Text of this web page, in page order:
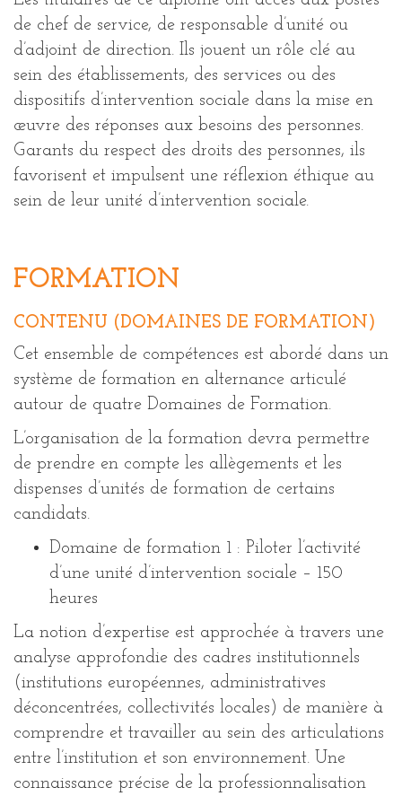
de chef de service, de responsable d’unité ou
d’adjoint de direction. Ils jouent un rôle clé au
sein des établissements, des services ou des
dispositifs d’intervention sociale dans la mise en
œuvre des réponses aux besoins des personnes.
Garants du respect des droits des personnes, ils
favorisent et impulsent une réflexion éthique au
sein de leur unité d’intervention sociale.
FORMATION
CONTENU (DOMAINES DE FORMATION)
Cet ensemble de compétences est abordé dans un
système de formation en alternance articulé
autour de quatre Domaines de Formation.
L’organisation de la formation devra permettre
de prendre en compte les allègements et les
dispenses d’unités de formation de certains
candidats.
Domaine de formation 1 : Piloter l’activité
d’une unité d’intervention sociale – 150
heures
La notion d’expertise est approchée à travers une
analyse approfondie des cadres institutionnels
(institutions européennes, administratives
déconcentrées, collectivités locales) de manière à
comprendre et travailler au sein des articulations
entre l’institution et son environnement. Une
connaissance précise de la professionnalisation